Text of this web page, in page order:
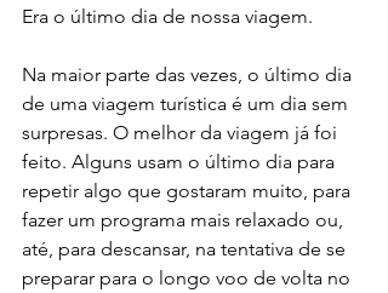
Era o último dia de nossa viagem.
Na maior parte das vezes, o último dia
de uma viagem turística é um dia sem
surpresas. O melhor da viagem já foi
feito. Alguns usam o último dia para
repetir algo que gostaram muito, para
fazer um programa mais relaxado ou,
até, para descansar, na tentativa de se
preparar para o longo voo de volta no